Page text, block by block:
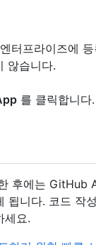
터프라이즈에
않습니다.
를 클릭합니다.
후에는 GitHub
됩니다. 코드 작
세요.